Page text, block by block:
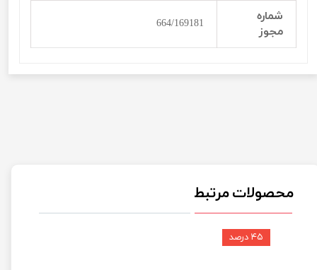
شماره
مجوز
664/169181
محصولات مرتبط
۴۵ درصد